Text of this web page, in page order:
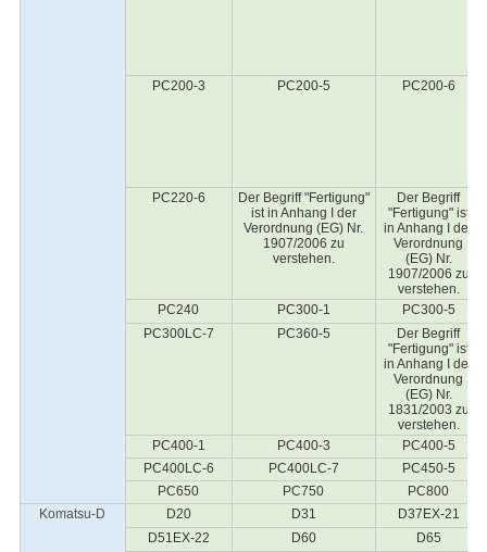
PC200-3 PC200-5 PC200-6
PC220-6
Der Begriff "Fertigung"
ist in Anhang I der
Verordnung (EG) Nr.
1907/2006 zu
verstehen.
Der Begriff
"Fertigung" ist
in Anhang I der
Verordnung
(EG) Nr.
1907/2006 zu
verstehen.
PC240
PC300-1
PC300-5
PC300LC-7
PC360-5
Der Begriff
"Fertigung" ist
in Anhang I der
Verordnung
(EG) Nr.
1831/2003 zu
verstehen.
PC400-1
PC400-3
PC400-5
PC400LC-6
PC400LC-7
PC450-5
PC650
PC750
PC800
Komatsu-D
D20 D31
D37EX-21
D51EX-22
D60
D65